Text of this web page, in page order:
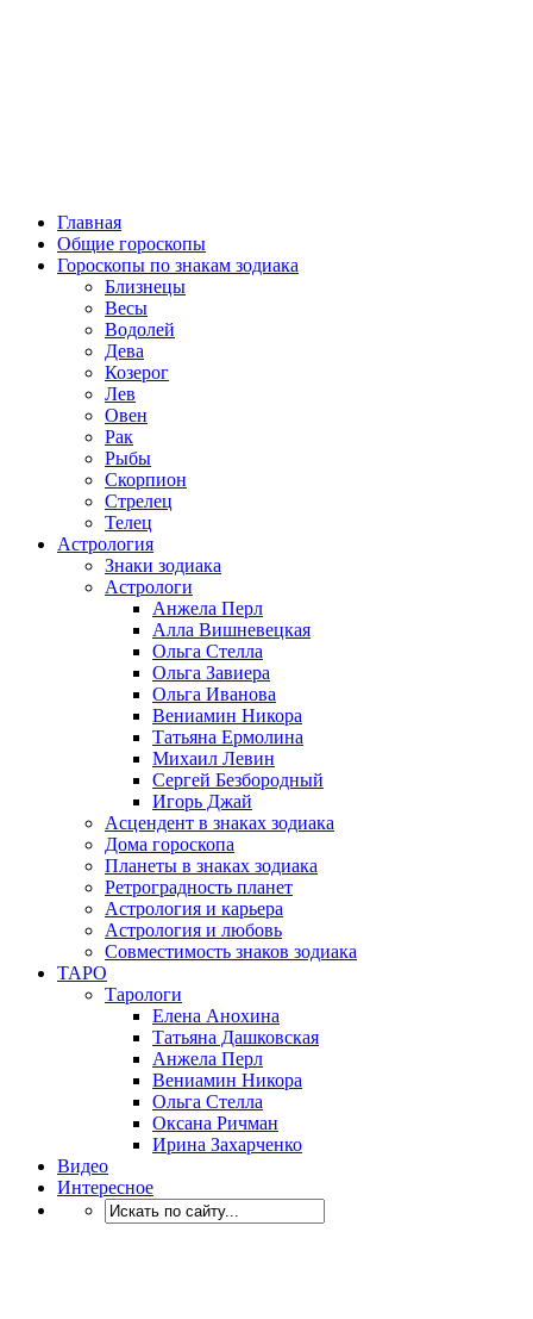
Главная
Общие гороскопы
Гороскопы по знакам зодиака
Близнецы
Весы
Водолей
Дева
Козерог
Лев
Овен
Рак
Рыбы
Скорпион
Стрелец
Телец
Астрология
Знаки зодиака
Астрологи
Анжела Перл
Алла Вишневецкая
Ольга Стелла
Ольга Завиера
Ольга Иванова
Вениамин Никора
Татьяна Ермолина
Михаил Левин
Сергей Безбородный
Игорь Джай
Асцендент в знаках зодиака
Дома гороскопа
Планеты в знаках зодиака
Ретроградность планет
Астрология и карьера
Астрология и любовь
Совместимость знаков зодиака
ТАРО
Тарологи
Елена Анохина
Татьяна Дашковская
Анжела Перл
Вениамин Никора
Ольга Стелла
Оксана Ричман
Ирина Захарченко
Видео
Интересное